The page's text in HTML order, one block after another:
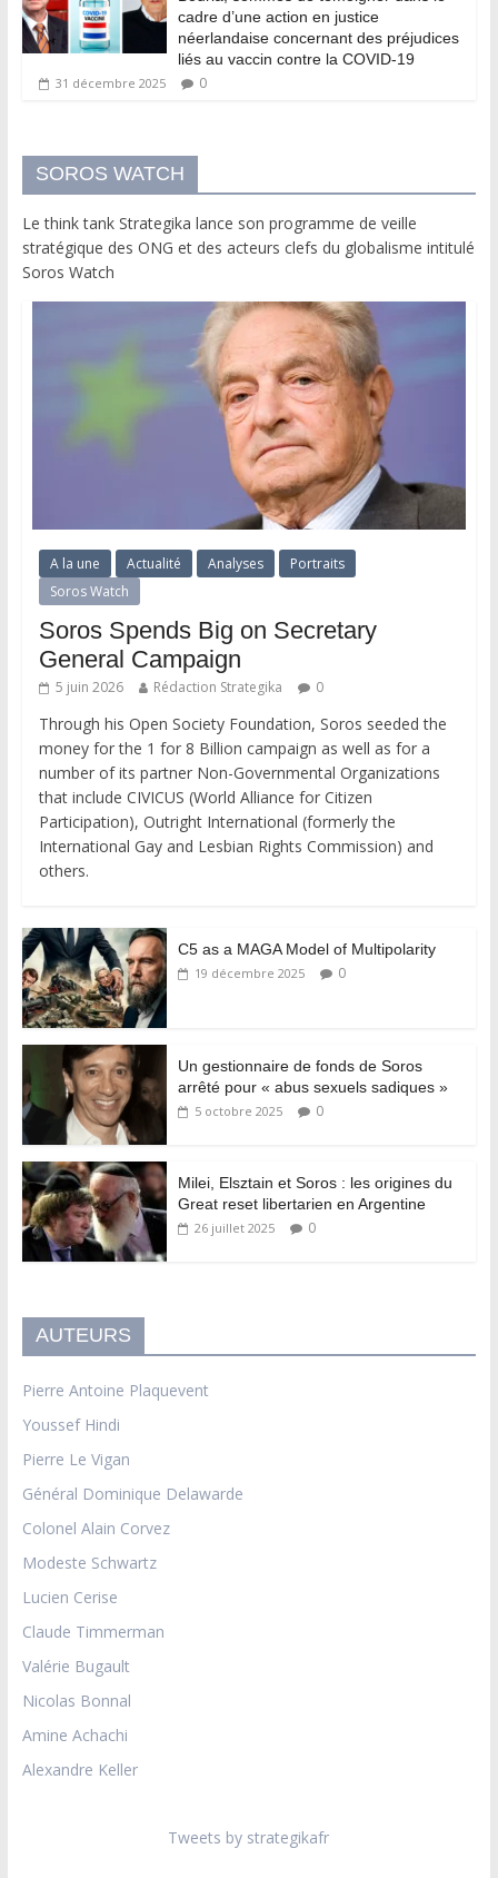
cadre d’une action en justice
néerlandaise concernant des préjudices
liés au vaccin contre la COVID-19
31 décembre 2025 0
SOROS WATCH
Le think tank Strategika lance son programme de veille
stratégique des ONG et des acteurs clefs du globalisme intitulé
Soros Watch
A la une Actualité Analyses
Portraits
Soros Watch
Soros Spends Big on Secretary
General Campaign
5 juin 2026 Rédaction Strategika 0
Through his Open Society Foundation, Soros seeded the
money for the 1 for 8 Billion campaign as well as for a
number of its partner Non-Governmental Organizations
that include CIVICUS (World Alliance for Citizen
Participation), Outright International (formerly the
International Gay and Lesbian Rights Commission) and
others.
C5 as a MAGA Model of Multipolarity
19 décembre 2025 0
Un gestionnaire de fonds de Soros
arrêté pour « abus sexuels sadiques »
5 octobre 2025 0
Milei, Elsztain et Soros : les origines du
Great reset libertarien en Argentine
26 juillet 2025 0
AUTEURS
Pierre Antoine Plaquevent
Youssef Hindi
Pierre Le Vigan
Général Dominique Delawarde
Colonel Alain Corvez
Modeste Schwartz
Lucien Cerise
Claude Timmerman
Valérie Bugault
Nicolas Bonnal
Amine Achachi
Alexandre Keller
Tweets by strategikafr